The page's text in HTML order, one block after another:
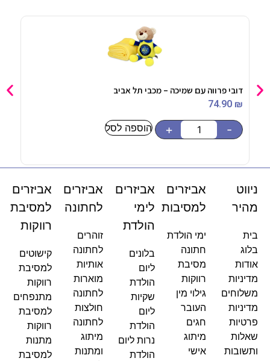
דובי פרווה עם שמיכה – מכבי תל אביב
74.90 ₪
-
+ הוספה לסל
דף
ניווט
מהיר
בית
בלוג
אודות
מדיניות
משלוחים
מדיניות
פרטיות
שאלות
ותשובות
אביזרים
למסיבות
ימי הולדת
חתונה
מסיבת
רווקות
גילוי מין
העובר
חגים
מיתוג
אישי
אביזרים
לימי
הולדת
בלונים
ליום
הולדת
שקיות
ליום
הולדת
נרות ליום
הולדת
אביזרים
לחתונה
זוהרים
לחתונה
אותיות
מוארות
לחתונה
חולצות
לחתונה
מיתוג
ומתנות
אביזרים
למסיבת
רווקות
קישוטים
למסיבת
רווקות
מתנפחים
למסיבת
רווקות
מתנות
למסיבת